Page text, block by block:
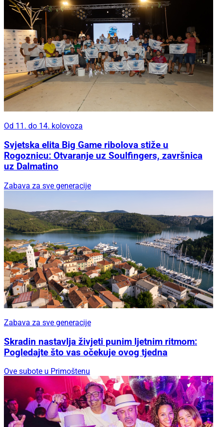
Od 11. do 14. kolovoza
Svjetska elita Big Game ribolova stiže u
Rogoznicu: Otvaranje uz Soulfingers, završnica
uz Dalmatino
Zabava za sve generacije
Zabava za sve generacije
Skradin nastavlja živjeti punim ljetnim ritmom:
Pogledajte što vas očekuje ovog tjedna
Ove subote u Primoštenu